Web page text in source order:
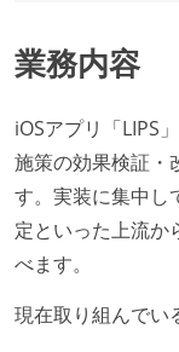
業務内容
iOSアプリ「LIPS
施策の効果検証・
す。実装に集中し
定といった上流か
べます。
現在取り組んでい